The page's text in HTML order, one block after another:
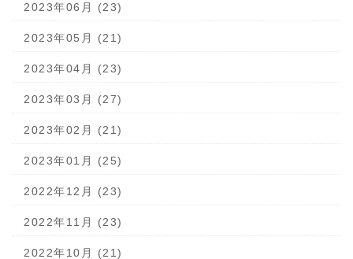
2023年06月 (23)
2023年05月 (21)
2023年04月 (23)
2023年03月 (27)
2023年02月 (21)
2023年01月 (25)
2022年12月 (23)
2022年11月 (23)
2022年10月 (21)